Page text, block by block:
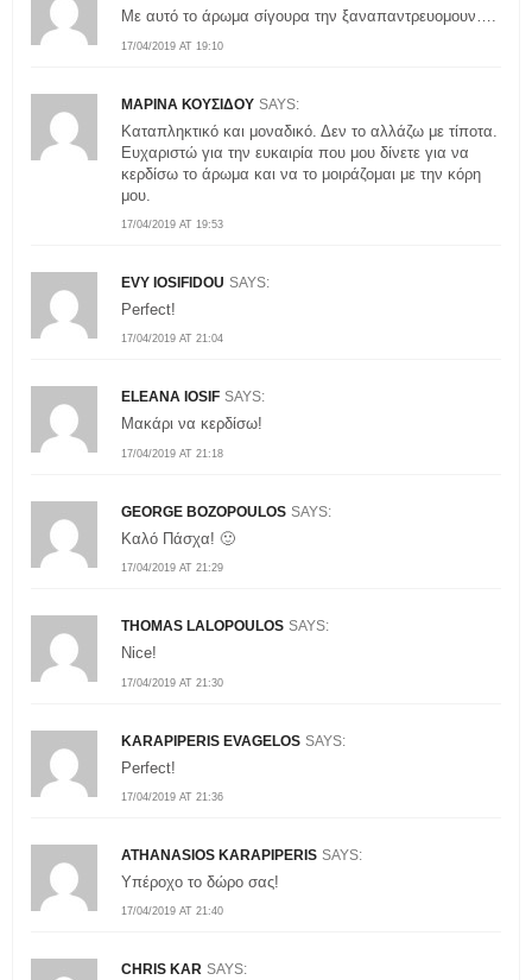
17/04/2019 AT 19:10
Με αυτό το άρωμα σίγουρα την ξαναπαντρευομουν….
ΜΑΡΙΝΑ ΚΟΥΣΙΔΟΥ SAYS:
17/04/2019 AT 19:53
Καταπληκτικό και μοναδικό. Δεν το αλλάζω με τίποτα.
Ευχαριστώ για την ευκαιρία που μου δίνετε για να
κερδίσω το άρωμα και να το μοιράζομαι με την κόρη
μου.
EVY IOSIFIDOU SAYS:
17/04/2019 AT 21:04
Perfect!
ELEANA IOSIF SAYS:
17/04/2019 AT 21:18
Μακάρι να κερδίσω!
GEORGE BOZOPOULOS SAYS:
17/04/2019 AT 21:29
Καλό Πάσχα! 🙂
THOMAS LALOPOULOS SAYS:
17/04/2019 AT 21:30
Nice!
KARAPIPERIS EVAGELOS SAYS:
17/04/2019 AT 21:36
Perfect!
ATHANASIOS KARAPIPERIS SAYS:
17/04/2019 AT 21:40
Υπέροχο το δώρο σας!
CHRIS KAR SAYS: